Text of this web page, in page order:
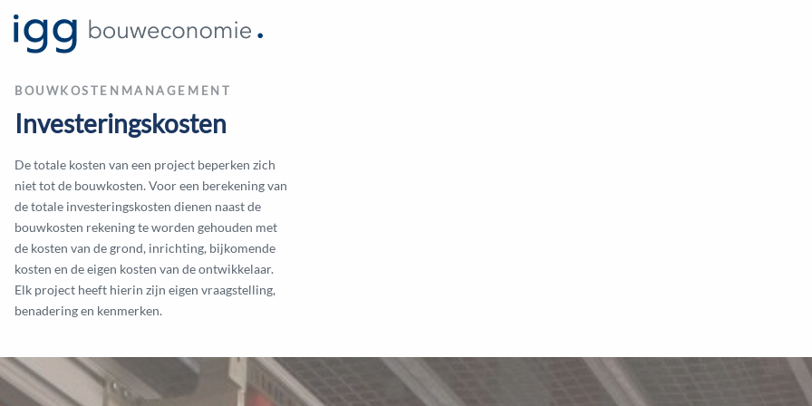
BOUWKOSTENMANAGEMENT
Investeringskosten
De totale kosten van een project beperken zich
niet tot de bouwkosten. Voor een berekening van
de totale investeringskosten dienen naast de
bouwkosten rekening te worden gehouden met
de kosten van de grond, inrichting, bijkomende
kosten en de eigen kosten van de ontwikkelaar.
Elk project heeft hierin zijn eigen vraagstelling,
benadering en kenmerken.